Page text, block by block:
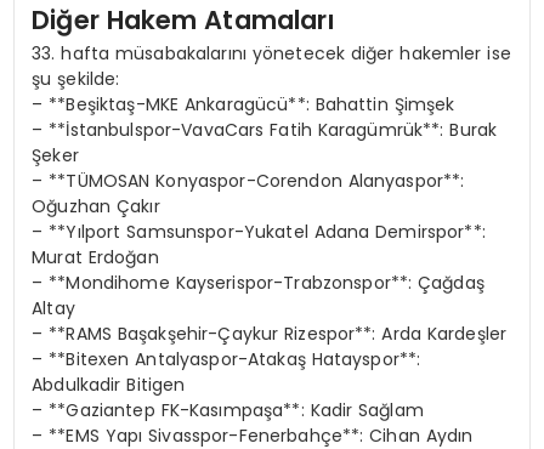
Diğer Hakem Atamaları
33. hafta müsabakalarını yönetecek diğer hakemler ise
şu şekilde:
– **Beşiktaş-MKE Ankaragücü**: Bahattin Şimşek
– **İstanbulspor-VavaCars Fatih Karagümrük**: Burak
Şeker
– **TÜMOSAN Konyaspor-Corendon Alanyaspor**:
Oğuzhan Çakır
– **Yılport Samsunspor-Yukatel Adana Demirspor**:
Murat Erdoğan
– **Mondihome Kayserispor-Trabzonspor**: Çağdaş
Altay
– **RAMS Başakşehir-Çaykur Rizespor**: Arda Kardeşler
– **Bitexen Antalyaspor-Atakaş Hatayspor**:
Abdulkadir Bitigen
– **Gaziantep FK-Kasımpaşa**: Kadir Sağlam
– **EMS Yapı Sivasspor-Fenerbahçe**: Cihan Aydın